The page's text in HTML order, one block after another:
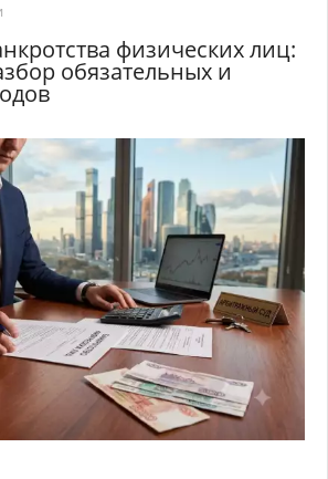
физических лиц:
обязательных и